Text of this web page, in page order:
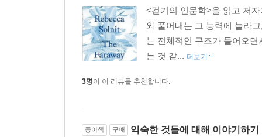
그 시기에 어머니의 상태는 어떤 것으로도 풀 수
수 있는 대상이었다. 과일 자체를 처리하는 일이
하지만 무엇에 대한 비유였을까?(29~30)
혹은 누군가에게 자신을 내어 준 다음, 딸에게서
용어로 세상을 묘사하고, 잘못돼 버린 세상에 대
<걷기의 인문학>을 읽고 저
와 풀어내는 그 능력에 놀라
는 전체적인 구조가 들어오
는 것 같... 더보기
3명이 이 리뷰를 추천합니다.
종이책 구매 익숙한 것들에 대해 이야기하기